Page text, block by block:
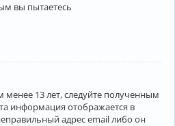
вы пытаетесь
менее 13 лет, следуйте полученным
информация отображается в
адрес email либо он